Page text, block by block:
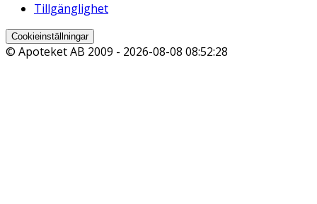
Tillgänglighet
Cookieinställningar
© Apoteket AB 2009 - 2026-08-08 08:52:28